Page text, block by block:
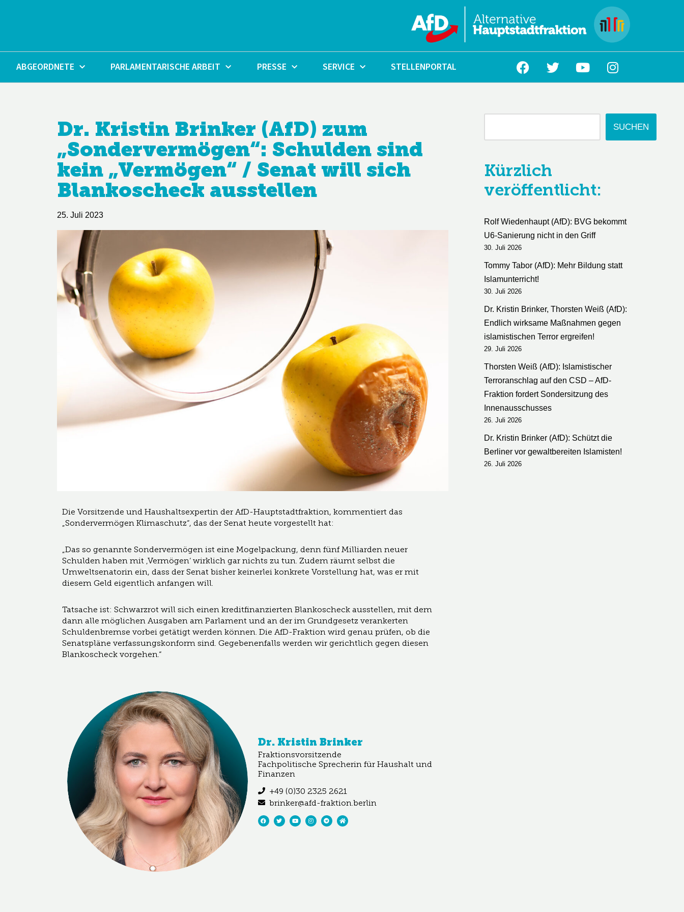
ABGEORDNETE PARLAMENTARISCHE ARBEIT PRESSE SERVICE STELLENPORTAL
Dr. Kristin Brinker (AfD) zum
„Sondervermögen“: Schulden sind
kein „Vermögen“ / Senat will sich
Blankoscheck ausstellen
25. Juli 2023
Die Vorsitzende und Haushaltsexpertin der AfD-Hauptstadtfraktion, kommentiert das
„Sondervermögen Klimaschutz“, das der Senat heute vorgestellt hat:
„Das so genannte Sondervermögen ist eine Mogelpackung, denn fünf Milliarden neuer
Schulden haben mit ‚Vermögen‘ wirklich gar nichts zu tun. Zudem räumt selbst die
Umweltsenatorin ein, dass der Senat bisher keinerlei konkrete Vorstellung hat, was er mit
diesem Geld eigentlich anfangen will.
Tatsache ist: Schwarzrot will sich einen kreditfinanzierten Blankoscheck ausstellen, mit dem
dann alle möglichen Ausgaben am Parlament und an der im Grundgesetz verankerten
Schuldenbremse vorbei getätigt werden können. Die AfD-Fraktion wird genau prüfen, ob die
Senatspläne verfassungskonform sind. Gegebenenfalls werden wir gerichtlich gegen diesen
Blankoscheck vorgehen.“
Dr. Kristin Brinker
Fraktionsvorsitzende
Fachpolitische Sprecherin für Haushalt und
Finanzen
+49 (0)30 2325 2621
brinker@afd-fraktion.berlin
SUCHEN
Kürzlich
veröffentlicht:
Rolf Wiedenhaupt (AfD): BVG bekommt
U6-Sanierung nicht in den Griff
30. Juli 2026
Tommy Tabor (AfD): Mehr Bildung statt
Islamunterricht!
30. Juli 2026
Dr. Kristin Brinker, Thorsten Weiß (AfD):
Endlich wirksame Maßnahmen gegen
islamistischen Terror ergreifen!
29. Juli 2026
Thorsten Weiß (AfD): Islamistischer
Terroranschlag auf den CSD – AfD-
Fraktion fordert Sondersitzung des
Innenausschusses
26. Juli 2026
Dr. Kristin Brinker (AfD): Schützt die
Berliner vor gewaltbereiten Islamisten!
26. Juli 2026